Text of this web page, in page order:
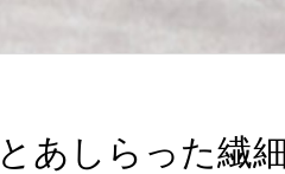
あしらった繊